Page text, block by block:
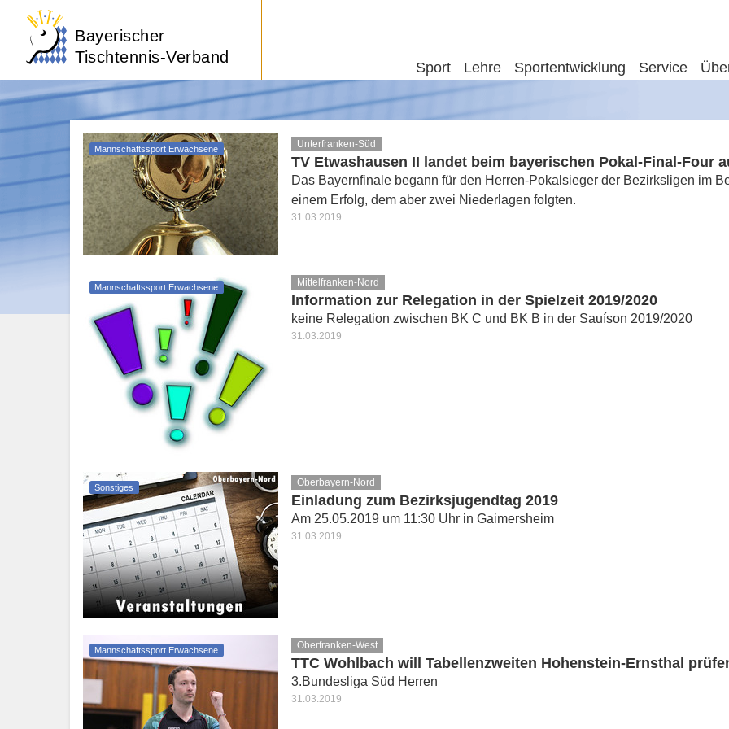
Bayerischer
Tischtennis-Verband
Sport Lehre Sportentwicklung Service
Mannschaftssport Erwachsene Unterfranken-Süd
TV Etwashausen II landet beim bayerischen Pokal-Final-Four
Das Bayernfinale begann für den Herren-Pokalsieger der Bezirksligen im
einem Erfolg, dem aber zwei Niederlagen folgten.
31.03.2019
Mannschaftssport Erwachsene Mittelfranken-Nord
Information zur Relegation in der Spielzeit 2019/2020
keine Relegation zwischen BK C und BK B in der Sauíson 2019/2020
31.03.2019
Sonstiges Oberbayern-Nord
Einladung zum Bezirksjugendtag 2019
Am 25.05.2019 um 11:30 Uhr in Gaimersheim
31.03.2019
Mannschaftssport Erwachsene Oberfranken-West
TTC Wohlbach will Tabellenzweiten Hohenstein-Ernsthal
3.Bundesliga Süd Herren
31.03.2019